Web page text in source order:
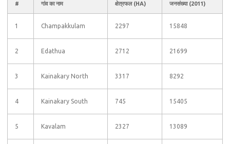
# गांव का नाम क्षेत्रफल (HA) जनसंख्या (2011)
1 Champakkulam 2297 15848
2 Edathua 2712 21699
3 Kainakary North 3317 8292
4 Kainakary South 745 15405
5 Kavalam 2327 13089